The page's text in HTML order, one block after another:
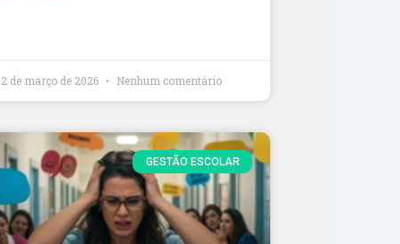
2 de março de 2026 Nenhum comentário
GESTÃO ESCOLAR